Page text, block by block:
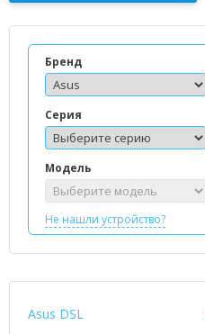
Бренд
Серия
Модель
Не нашли устройство?
Asus DSL